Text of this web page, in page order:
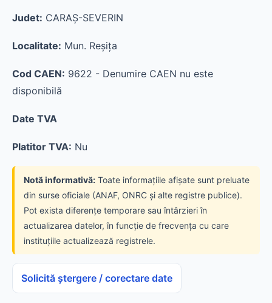
Judet: CARAŞ-SEVERIN
Localitate: Mun. Reşiţa
Cod CAEN: 9622 - Denumire CAEN nu este
disponibilă
Date TVA
Platitor TVA: Nu
Notă informativă: Toate informațiile afișate sunt preluate
din surse oficiale (ANAF, ONRC și alte registre publice).
Pot exista diferențe temporare sau întârzieri în
actualizarea datelor, în funcție de frecvența cu care
instituțiile actualizează registrele.
Solicită ștergere / corectare date